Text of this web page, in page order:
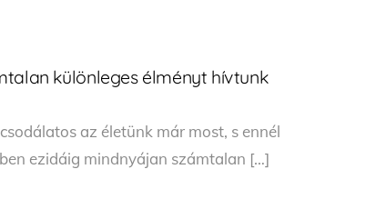
különleges élményt hívtunk
az életünk már most, s ennél
ezidáig mindnyájan számtalan […]